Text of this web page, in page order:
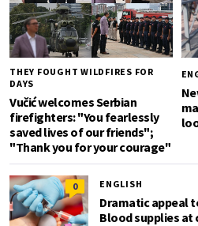
THEY FOUGHT WILDFIRES FOR
DAYS
Vučić welcomes Serbian
firefighters: "You fearlessly
saved lives of our friends";
"Thank you for your courage"
0 ENGLISH
Dramatic appeal
Blood supplies at